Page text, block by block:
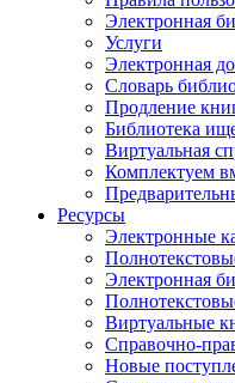
Электронная
Услуги
Электронная
Словарь
Продление
Библиотека
Виртуальная
Комплектуем
Ресурсы
Электронные
Электронная
Виртуальные
Справочно-
Новые